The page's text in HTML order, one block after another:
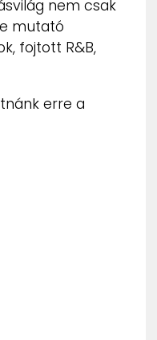
nem csak
mutató
fojtott R&B,
erre a